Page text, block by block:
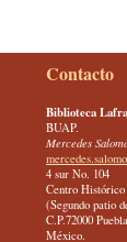
Contacto
Biblioteca
BUAP.
Mercedes
4 sur No. 104
Centro Histórico
(Segundo patio
C.P.72000
México.